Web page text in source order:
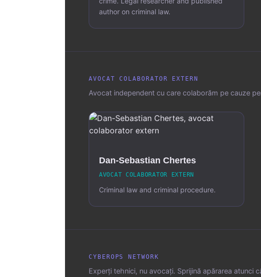
author on criminal law.
AVOCAT COLABORATOR EXTERN
Avocat independent cu care colaborăm pe cauze
Dan-Sebastian Chertes
AVOCAT COLABORATOR EXTERN
Criminal law and criminal procedure.
CYBEROPS NETWORK
Experți tehnici, nu avocați. Sprijină apărarea atunci